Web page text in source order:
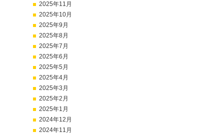
2025年11月
2025年10月
2025年9月
2025年8月
2025年7月
2025年6月
2025年5月
2025年4月
2025年3月
2025年2月
2025年1月
2024年12月
2024年11月